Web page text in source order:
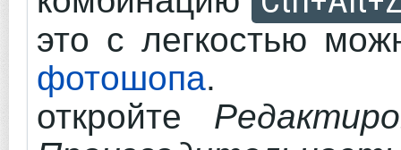
это с легкостью
фотошопа.
откройте